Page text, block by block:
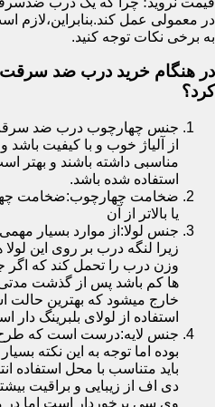
در معمولی عمل
به برخی نکات توجه کنید.
در هنگام خرید درب ضد سرقت
کرد؟
جنس چهارچوب درب ضد سرقت
از آلیاژ خوب و با کیفیت
استفاده شده باشد.
یا بالاتر از آن
جنس لولا:از موارد بسیار
زیرا لنگه درب بر روی این لولا
وزن درب را تحمل کند که اگر
ها کم باشد پس از گذشت
استفاده از لولای بلبرینگ دار
جنس لایه:درست است که طرح
بوده اما توجه به این نکته
باید متناسب با محل استفاده
دی اف از زیبایی و براقیت
وی سی برخوردار است اما